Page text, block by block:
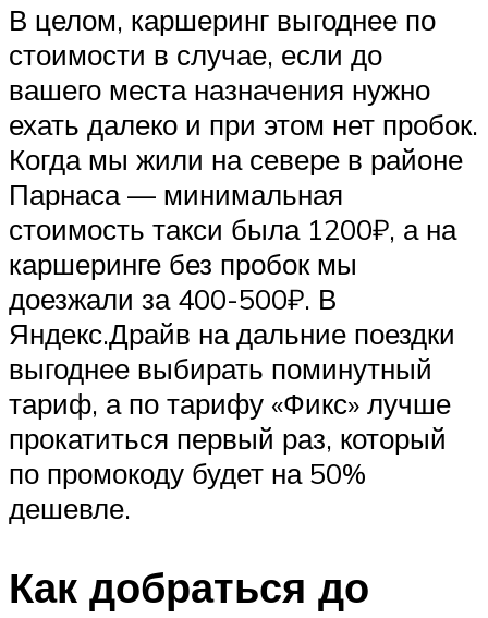
В целом, каршеринг выгоднее по
стоимости в случае, если до
вашего места назначения нужно
ехать далеко и при этом нет пробок.
Когда мы жили на севере в районе
Парнаса — минимальная
стоимость такси была 1200₽, а на
каршеринге без пробок мы
доезжали за 400-500₽. В
Яндекс.Драйв на дальние поездки
выгоднее выбирать поминутный
тариф, а по тарифу «Фикс» лучше
прокатиться первый раз, который
по промокоду будет на 50%
дешевле.
Как добраться до